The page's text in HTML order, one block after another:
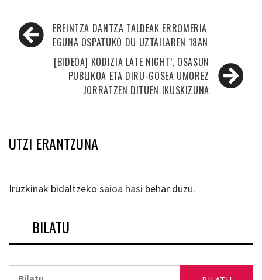
Bidalketetan
zehar
nabigatu
EREINTZA DANTZA TALDEAK ERROMERIA
EGUNA OSPATUKO DU UZTAILAREN 18AN
[BIDEOA] KODIZIA LATE NIGHT’, OSASUN
PUBLIKOA ETA DIRU-GOSEA UMOREZ
JORRATZEN DITUEN IKUSKIZUNA
UTZI ERANTZUNA
Iruzkinak bidaltzeko saioa hasi behar duzu.
BILATU